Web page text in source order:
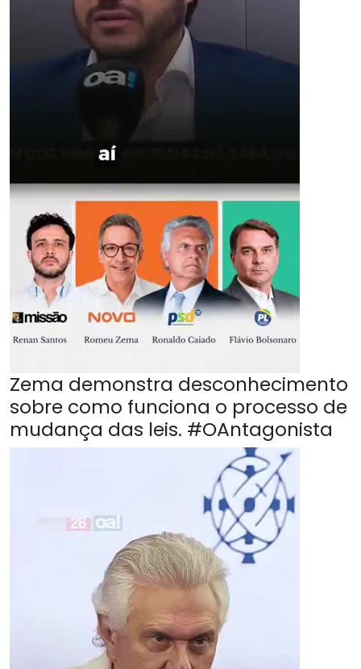
Zema demonstra desconhecimento
sobre como funciona o processo de
mudança das leis. #OAntagonista